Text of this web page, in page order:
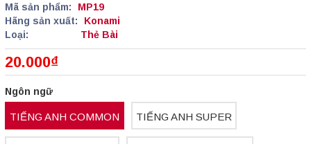
Mã sản phẩm:
MP19
Hãng sản xuất:
Konami
Loại:
Thẻ Bài
20.000₫
Ngôn ngữ
TIẾNG ANH COMMON TIẾNG ANH SUPER